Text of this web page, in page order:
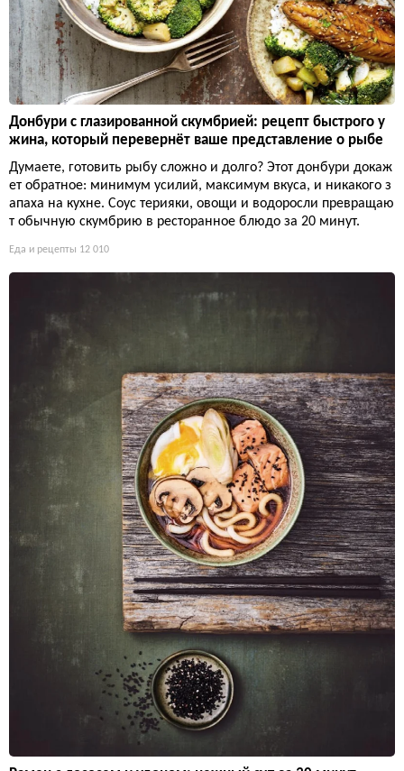
Донбури с глазированной скумбрией: рецепт быстрого у
жина, который перевернёт ваше представление о рыбе
Думаете, готовить рыбу сложно и долго? Этот донбури докаж
ет обратное: минимум усилий, максимум вкуса, и никакого з
апаха на кухне. Соус терияки, овощи и водоросли превращаю
т обычную скумбрию в ресторанное блюдо за 20 минут.
Еда и рецепты 12 010